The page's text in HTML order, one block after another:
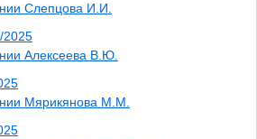
Слепцова И.И.
2025
Алексеева В.Ю.
Мярикянова М.М.